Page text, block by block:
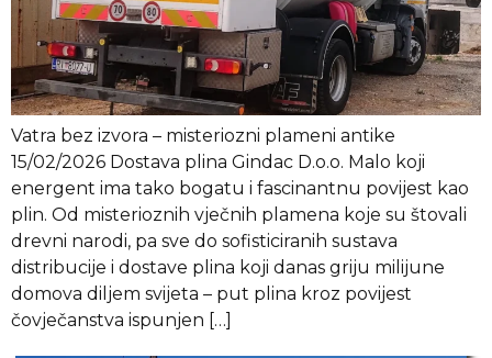
Vatra bez izvora – misteriozni plameni antike
15/02/2026 Dostava plina Gindac D.o.o. Malo koji
energent ima tako bogatu i fascinantnu povijest kao
plin. Od misterioznih vječnih plamena koje su štovali
drevni narodi, pa sve do sofisticiranih sustava
distribucije i dostave plina koji danas griju milijune
domova diljem svijeta – put plina kroz povijest
čovječanstva ispunjen […]